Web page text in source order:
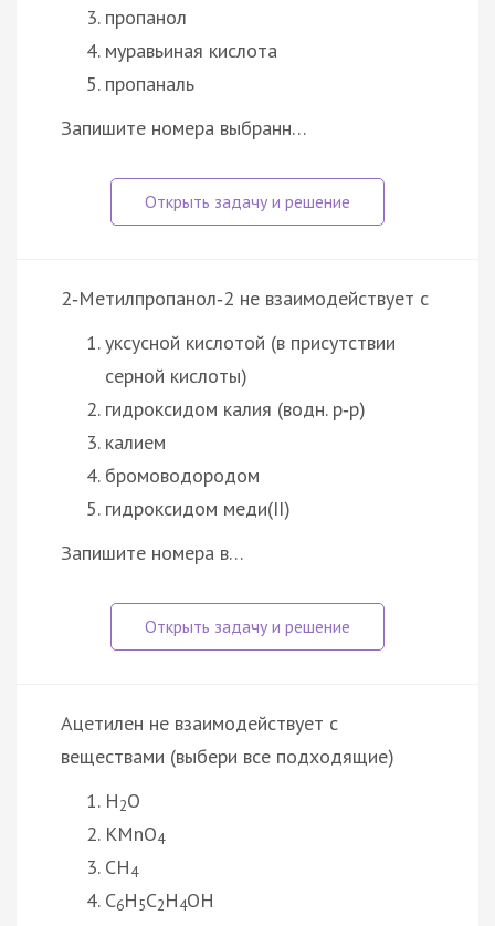
пропанол
муравьиная кислота
пропаналь
Запишите номера выбранн…
2‑Метилпропанол‑2 не взаимодействует с
уксусной кислотой (в присутствии
серной кислоты)
гидроксидом калия (водн. р‑р)
калием
бромоводородом
гидроксидом меди(II)
Запишите номера в…
Ацетилен не взаимодействует с
веществами (выбери все подходящие)
H2O
KMnO4
CH4
C6H5C2H4OH